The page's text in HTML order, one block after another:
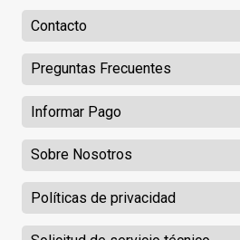
Contacto
Preguntas Frecuentes
Informar Pago
Sobre Nosotros
Políticas de privacidad